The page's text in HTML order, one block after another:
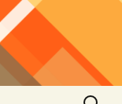
Найти: